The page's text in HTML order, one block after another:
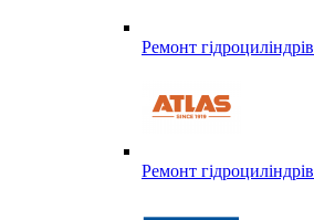
Ремонт
Ремонт